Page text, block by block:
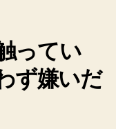
ってい
ず嫌いだ